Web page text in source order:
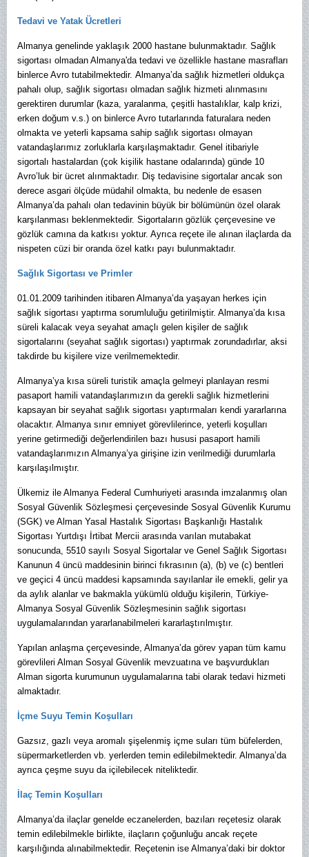
Tedavi ve Yatak Ücretleri
Almanya genelinde yaklaşık 2000 hastane bulunmaktadır. Sağlık
sigortası olmadan Almanya'da tedavi ve özellikle hastane masrafları
binlerce Avro tutabilmektedir. Almanya’da sağlık hizmetleri oldukça
pahalı olup, sağlık sigortası olmadan sağlık hizmeti alınmasını
gerektiren durumlar (kaza, yaralanma, çeşitli hastalıklar, kalp krizi,
erken doğum v.s.) on binlerce Avro tutarlarında faturalara neden
olmakta ve yeterli kapsama sahip sağlık sigortası olmayan
vatandaşlarımız zorluklarla karşılaşmaktadır. Genel itibariyle
sigortalı hastalardan (çok kişilik hastane odalarında) günde 10
Avro’luk bir ücret alınmaktadır. Diş tedavisine sigortalar ancak son
derece asgari ölçüde müdahil olmakta, bu nedenle de esasen
Almanya’da pahalı olan tedavinin büyük bir bölümünün özel olarak
karşılanması beklenmektedir. Sigortaların gözlük çerçevesine ve
gözlük camına da katkısı yoktur. Ayrıca reçete ile alınan ilaçlarda da
nispeten cüzi bir oranda özel katkı payı bulunmaktadır.
Sağlık Sigortası ve Primler
01.01.2009 tarihinden itibaren Almanya’da yaşayan herkes için
sağlık sigortası yaptırma sorumluluğu getirilmiştir. Almanya’da kısa
süreli kalacak veya seyahat amaçlı gelen kişiler de sağlık
sigortalarını (seyahat sağlık sigortası) yaptırmak zorundadırlar, aksi
takdirde bu kişilere vize verilmemektedir.
Almanya’ya kısa süreli turistik amaçla gelmeyi planlayan resmi
pasaport hamili vatandaşlarımızın da gerekli sağlık hizmetlerini
kapsayan bir seyahat sağlık sigortası yaptırmaları kendi yararlarına
olacaktır. Almanya sınır emniyet görevlilerince, yeterli koşulları
yerine getirmediği değerlendirilen bazı hususi pasaport hamili
vatandaşlarımızın Almanya’ya girişine izin verilmediği durumlarla
karşılaşılmıştır.
Ülkemiz ile Almanya Federal Cumhuriyeti arasında imzalanmış olan
Sosyal Güvenlik Sözleşmesi çerçevesinde Sosyal Güvenlik Kurumu
(SGK) ve Alman Yasal Hastalık Sigortası Başkanlığı Hastalık
Sigortası Yurtdışı İrtibat Mercii arasında varılan mutabakat
sonucunda, 5510 sayılı Sosyal Sigortalar ve Genel Sağlık Sigortası
Kanunun 4 üncü maddesinin birinci fıkrasının (a), (b) ve (c) bentleri
ve geçici 4 üncü maddesi kapsamında sayılanlar ile emekli, gelir ya
da aylık alanlar ve bakmakla yükümlü olduğu kişilerin, Türkiye-
Almanya Sosyal Güvenlik Sözleşmesinin sağlık sigortası
uygulamalarından yararlanabilmeleri kararlaştırılmıştır.
Yapılan anlaşma çerçevesinde, Almanya’da görev yapan tüm kamu
görevlileri Alman Sosyal Güvenlik mevzuatına ve başvurdukları
Alman sigorta kurumunun uygulamalarına tabi olarak tedavi hizmeti
almaktadır.
İçme Suyu Temin Koşulları
Gazsız, gazlı veya aromalı şişelenmiş içme suları tüm büfelerden,
süpermarketlerden vb. yerlerden temin edilebilmektedir. Almanya’da
ayrıca çeşme suyu da içilebilecek niteliktedir.
İlaç Temin Koşulları
Almanya’da ilaçlar genelde eczanelerden, bazıları reçetesiz olarak
temin edilebilmekle birlikte, ilaçların çoğunluğu ancak reçete
karşılığında alınabilmektedir. Reçetenin ise Almanya’daki bir doktor